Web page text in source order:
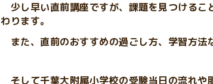
少し早い直前講座ですが、課題を見つけるこ
わります。
また、直前のおすすめの過ごし方、学習方法
そして千葉大附属小学校の受験当日の流れや